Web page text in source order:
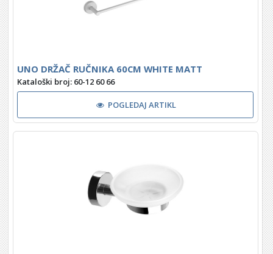
UNO DRŽAČ RUČNIKA 60CM WHITE MATT
Kataloški broj: 60-12 60 66
POGLEDAJ ARTIKL